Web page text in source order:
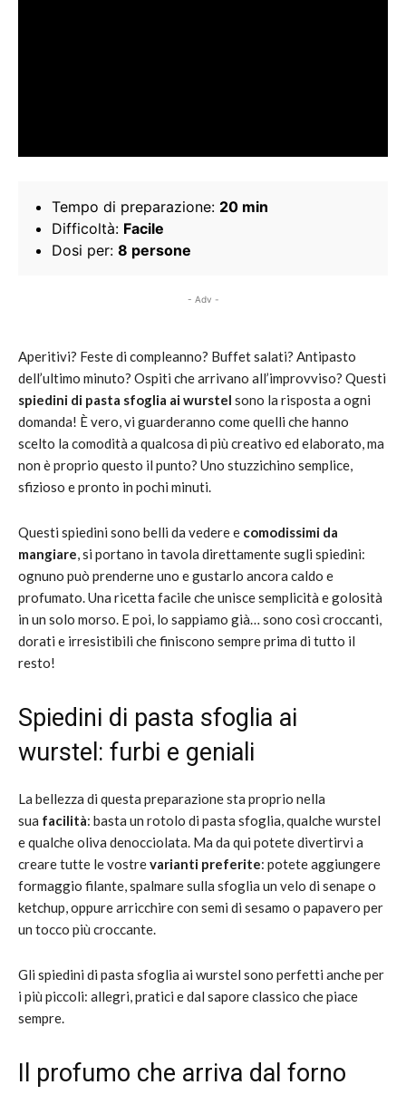
Tempo di preparazione: 20 min
Difficoltà: Facile
Dosi per: 8 persone
- Adv -
Aperitivi? Feste di compleanno? Buffet salati? Antipasto
dell’ultimo minuto? Ospiti che arrivano all’improvviso? Questi
spiedini di pasta sfoglia ai wurstel sono la risposta a ogni
domanda! È vero, vi guarderanno come quelli che hanno
scelto la comodità a qualcosa di più creativo ed elaborato, ma
non è proprio questo il punto? Uno stuzzichino semplice,
sfizioso e pronto in pochi minuti.
Questi spiedini sono belli da vedere e comodissimi da
mangiare, si portano in tavola direttamente sugli spiedini:
ognuno può prenderne uno e gustarlo ancora caldo e
profumato. Una ricetta facile che unisce semplicità e golosità
in un solo morso. E poi, lo sappiamo già… sono così croccanti,
dorati e irresistibili che finiscono sempre prima di tutto il
resto!
Spiedini di pasta sfoglia ai
wurstel: furbi e geniali
La bellezza di questa preparazione sta proprio nella
sua facilità: basta un rotolo di pasta sfoglia, qualche wurstel
e qualche oliva denocciolata. Ma da qui potete divertirvi a
creare tutte le vostrevarianti preferite: potete aggiungere
formaggio filante, spalmare sulla sfoglia un velo di senape o
ketchup, oppure arricchire con semi di sesamo o papavero per
un tocco più croccante.
Gli spiedini di pasta sfoglia ai wurstel sono perfetti anche per
i più piccoli: allegri, pratici e dal sapore classico che piace
sempre.
Il profumo che arriva dal forno